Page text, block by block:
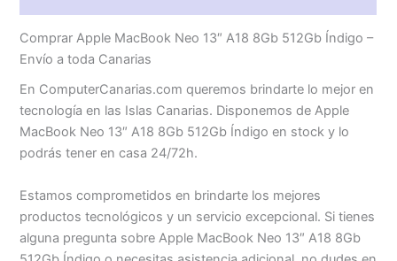
Comprar Apple MacBook Neo 13″ A18 8Gb 512Gb Índigo –
Envío a toda Canarias
En ComputerCanarias.com queremos brindarte lo mejor en
tecnología en las Islas Canarias. Disponemos de Apple
MacBook Neo 13″ A18 8Gb 512Gb Índigo en stock y lo
podrás tener en casa 24/72h.
Estamos comprometidos en brindarte los mejores
productos tecnológicos y un servicio excepcional. Si tienes
alguna pregunta sobre Apple MacBook Neo 13″ A18 8Gb